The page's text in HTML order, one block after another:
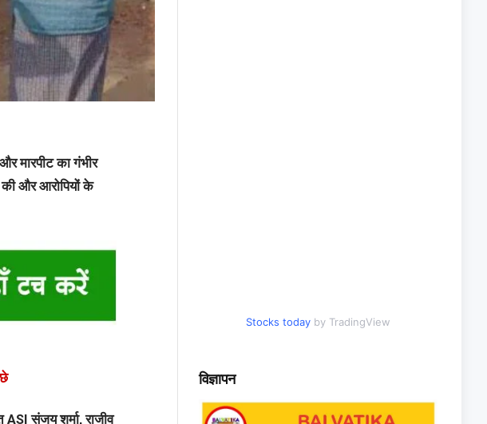
मारपीट का गंभीर
की और आरोपियों के
ASI संजय शर्मा, राजीव
Stocks today by TradingView
विज्ञापन